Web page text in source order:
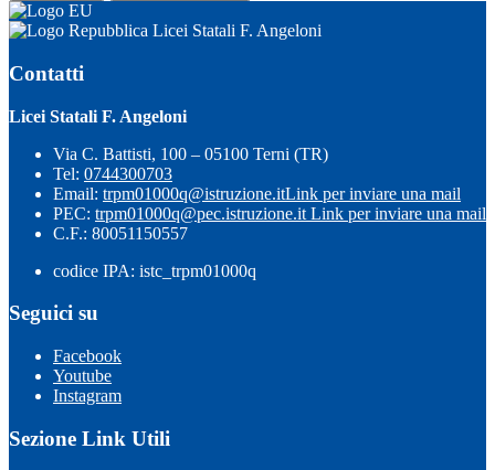
Licei Statali F. Angeloni
Contatti
Licei Statali F. Angeloni
Via C. Battisti, 100 – 05100 Terni (TR)
Tel: 0744300703
Email: trpm01000q@istruzione.itLink per inviare una mail
PEC: trpm01000q@pec.istruzione.it Link per inviare una mail
C.F.: 80051150557
codice IPA: istc_trpm01000q
Seguici su
Facebook
Youtube
Instagram
Sezione Link Utili